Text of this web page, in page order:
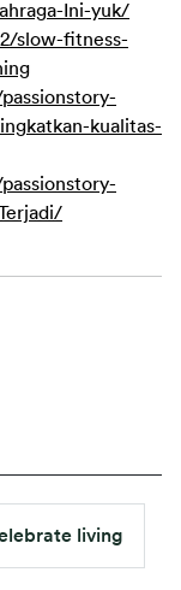
Ini-yuk/
slow-fitness-
kualitas-
living